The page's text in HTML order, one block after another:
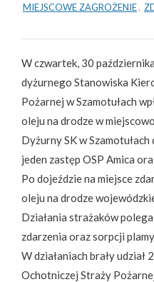
MIEJSCOWE ZAGROŻENIE,
W czwartek, 30
dyżurnego Stanowiska
Pożarnej w Szamotułach
oleju na drodze w
Dyżurny SK w
jeden zastęp OSP Amica
Po dojeździe na miejsce
oleju na drodze
Działania strażaków
zdarzenia oraz sorpcji
W działaniach brały
Ochotniczej Straży